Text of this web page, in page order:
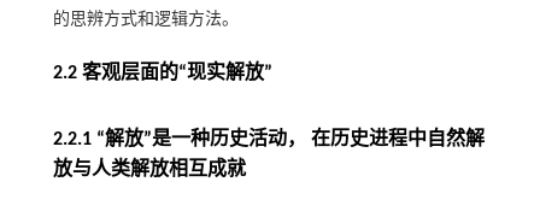
的思辨方式和逻辑方法。
2.2 客观层面的“现实解放”
2.2.1 “解放”是一种历史活动， 在历史进程中自然解
放与人类解放相互成就